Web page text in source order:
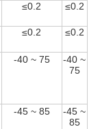
≤0.2 ≤0.2
≤0.2 ≤0.2
-40 ~ 75
-40 ~
75
-45 ~ 85
-45 ~
85